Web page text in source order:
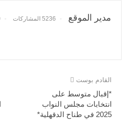
مدير الموقع 5236 المشاركات
القادم بوست
*إقبال متوسط على
انتخابات مجلس النواب
2025 في طناح الدقهلية*